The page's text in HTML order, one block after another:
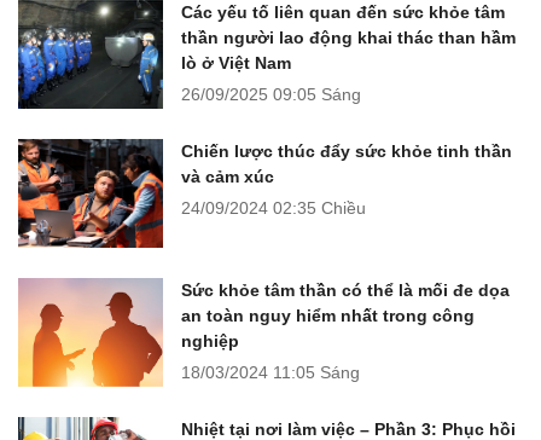
Các yếu tố liên quan đến sức khỏe tâm
thần người lao động khai thác than hầm
lò ở Việt Nam
26/09/2025 09:05 Sáng
Chiến lược thúc đẩy sức khỏe tinh thần
và cảm xúc
24/09/2024 02:35 Chiều
Sức khỏe tâm thần có thể là mối đe dọa
an toàn nguy hiểm nhất trong công
nghiệp
18/03/2024 11:05 Sáng
Nhiệt tại nơi làm việc – Phần 3: Phục hồi